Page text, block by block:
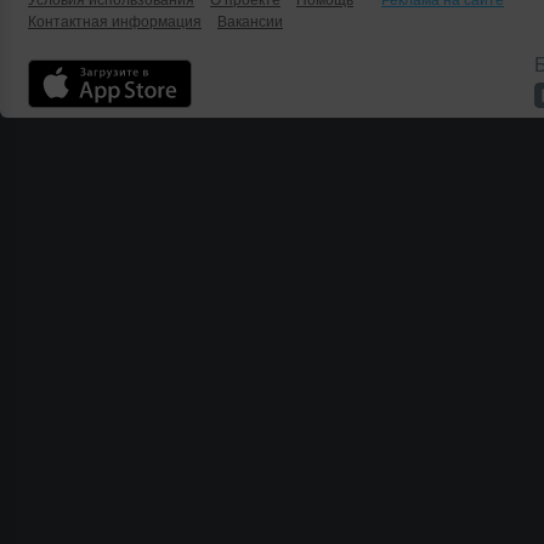
Контактная информация
Вакансии